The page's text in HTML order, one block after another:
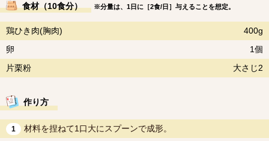
食材（10食分） ※分量は、1日に［2食/日］与えることを想定。
鶏ひき肉(胸肉)
400g
卵
1個
片栗粉
大さじ2
作り方
1 材料を捏ねて1口大にスプーンで成形。